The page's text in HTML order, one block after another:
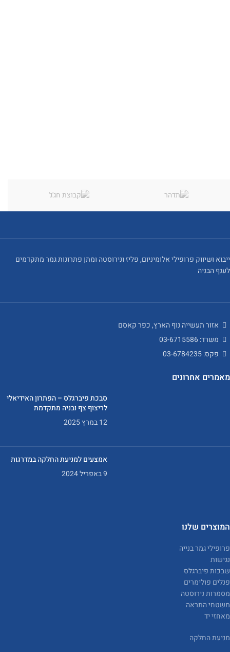
ייבוא ושיווק פרופילי אלומיניום, פליז ונירוסטה ומתן פתרונות גמר מתקדמים
לענף הבניה
אזור תעשייה נוף הארץ, כפר קאסם
משרד: 03-6715586
פקס: 03-6784235
מאמרים אחרונים
סבכת פיברגלס – הפתרון האידיאלי
לריצוף צף ובניה מתקדמת
12 במרץ 2025
אמצעים למניעת החלקה במדרגות
9 באפריל 2024
המוצרים שלנו
פרופילי גמר בנייה
נגישות
שבכות פיברגלס
פנלים פולימרים
מסמרות נירוסטה
משטחי התראה
מאחזי יד
מניעת החלקה